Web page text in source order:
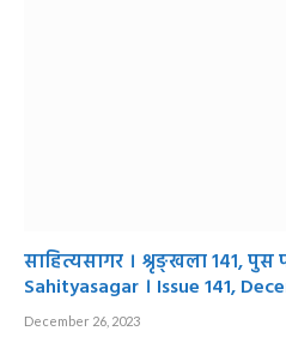
साहित्यसागर । श्रृङ्खला १४१, पुस
Sahityasagar । Issue 141,
December 26, 2023